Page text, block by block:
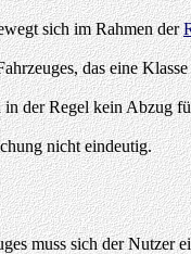
sich im Rahmen der
das eine
der Regel kein Abzug
nicht eindeutig.
muss sich der Nutzer